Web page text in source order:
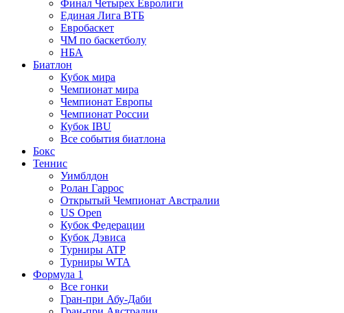
Финал Четырех Евролиги
Единая Лига ВТБ
Евробаскет
ЧМ по баскетболу
НБА
Биатлон
Кубок мира
Чемпионат мира
Чемпионат Европы
Чемпионат России
Кубок IBU
Все события биатлона
Бокс
Теннис
Уимблдон
Ролан Гаррос
Открытый Чемпионат Австралии
US Open
Кубок Федерации
Кубок Дэвиса
Турниры ATP
Турниры WTA
Формула 1
Все гонки
Гран-при Абу-Даби